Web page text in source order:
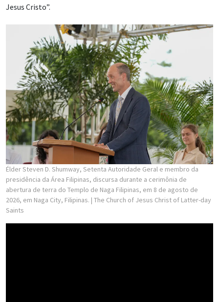
Jesus Cristo”.
Élder Steven D. Shumway, Setenta Autoridade Geral e membro da
presidência da Área Filipinas, discursa durante a cerimônia de
abertura de terra do Templo de Naga Filipinas, em 8 de agosto de
2026, em Naga City, Filipinas. | The Church of Jesus Christ of Latter-day
Saints